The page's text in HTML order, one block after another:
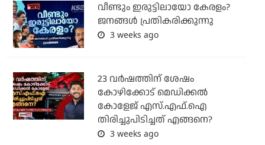
വീണ്ടും ഇരുട്ടിലായോ കേരളം?
ജനങ്ങൾ പ്രതികരിക്കുന്നു
3 weeks ago
23 വർഷത്തിന് ശേഷം
കോഴിക്കോട് മെഡിക്കൽ
കോളേജ് എസ്.എഫ്.ഐ
തിരിച്ചുപിടിച്ചത് എങ്ങനെ?
3 weeks ago